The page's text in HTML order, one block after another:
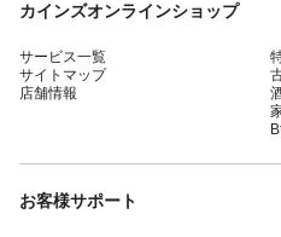
カインズオンラインショップ
サービス一覧
サイトマップ
店舗情報
お客様サポート